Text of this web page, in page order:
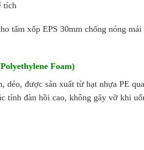
tích
tấm xốp EPS 30mm chống nóng
Foam)
dẻo, được sản xuất từ hạt nhựa PE
tính đàn hồi cao, không gãy vỡ khi